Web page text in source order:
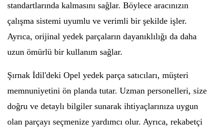
standartlarında kalmasını sağlar. Böylece aracınızın
çalışma sistemi uyumlu ve verimli bir şekilde işler.
Ayrıca, orijinal yedek parçaların dayanıklılığı da daha
uzun ömürlü bir kullanım sağlar.
Şırnak İdil'deki Opel yedek parça satıcıları, müşteri
memnuniyetini ön planda tutar. Uzman personelleri, size
doğru ve detaylı bilgiler sunarak ihtiyaçlarınıza uygun
olan parçayı seçmenize yardımcı olur. Ayrıca, rekabetçi